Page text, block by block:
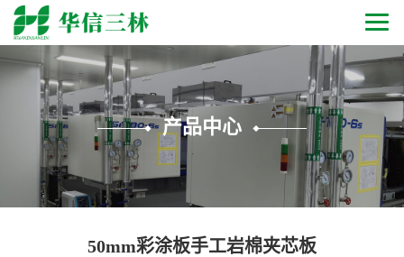
产品中心
50mm彩涂板手工岩棉夹芯板